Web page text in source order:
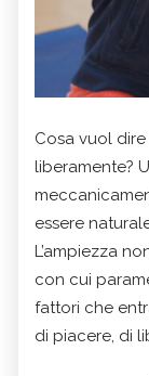
Cosa vuol
liberamente?
essere
L’ampiezza
con cui
fattori che
di piacere, di